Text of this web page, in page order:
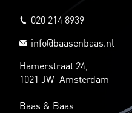
020 214 8939
info@baasenbaas.nl
Hamerstraat 24,
1021 JW Amsterdam
Baas & Baas